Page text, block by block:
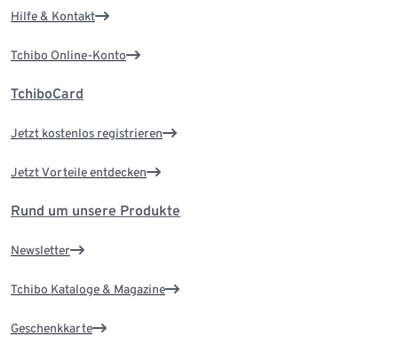
Hilfe & Kontakt
Tchibo Online-Konto
TchiboCard
Jetzt kostenlos registrieren
Jetzt Vorteile entdecken
Rund um unsere Produkte
Newsletter
Tchibo Kataloge & Magazine
Geschenkkarte